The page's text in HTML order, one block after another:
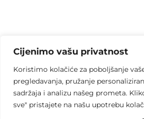
Cijenimo vašu privatnost
Koristimo kolačiće za poboljšanje
pregledavanja, pružanje
sadržaja i analizu našeg prometa.
sve" pristajete na našu upotrebu